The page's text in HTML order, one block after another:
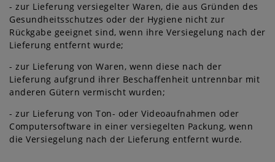
- zur Lieferung versiegelter Waren, die aus Gründen des
Gesundheitsschutzes oder der Hygiene nicht zur
Rückgabe geeignet sind, wenn ihre Versiegelung nach der
Lieferung entfernt wurde;
- zur Lieferung von Waren, wenn diese nach der
Lieferung aufgrund ihrer Beschaffenheit untrennbar mit
anderen Gütern vermischt wurden;
- zur Lieferung von Ton- oder Videoaufnahmen oder
Computersoftware in einer versiegelten Packung, wenn
die Versiegelung nach der Lieferung entfernt wurde.